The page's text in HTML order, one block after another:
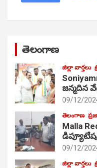
తెలంగాణ
జిల్లా వార్తలు
జ‌న్మ‌దిన
09/12/
తెలంగాణ
Malla
09/12/
జిల్లా వార్తలు